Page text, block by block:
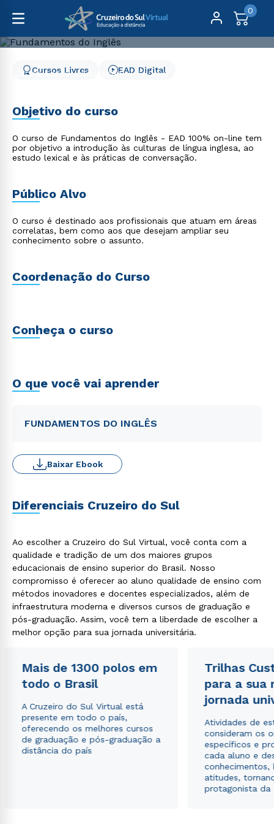
0
Cursos Livres Educação Fundamentos do Inglês
Cursos Livres EAD Digital
Objetivo do curso
O curso de Fundamentos do Inglês - EAD 100% on-line tem
por objetivo a introdução às culturas de língua inglesa, ao
estudo lexical e às práticas de conversação.
Público Alvo
O curso é destinado aos profissionais que atuam em áreas
correlatas, bem como aos que desejam ampliar seu
conhecimento sobre o assunto.
Coordenação do Curso
Conheça o curso
O que você vai aprender
FUNDAMENTOS DO INGLÊS
Baixar Ebook
Diferenciais Cruzeiro do Sul
Ao escolher a Cruzeiro do Sul Virtual, você conta com a
qualidade e tradição de um dos maiores grupos
educacionais de ensino superior do Brasil. Nosso
compromisso é oferecer ao aluno qualidade de ensino com
métodos inovadores e docentes especializados, além de
infraestrutura moderna e diversos cursos de graduação e
pós-graduação. Assim, você tem a liberdade de escolher a
melhor opção para sua jornada universitária.
Mais de 1300 polos em
todo o Brasil
A Cruzeiro do Sul Virtual está
presente em todo o país,
oferecendo os melhores cursos
de graduação e pós-graduação a
distância do país
Trilhas
para a sua
jornada
Atividades de
consideram os
específicos e
cada aluno e
conhecimentos,
atitudes,
protagonista da